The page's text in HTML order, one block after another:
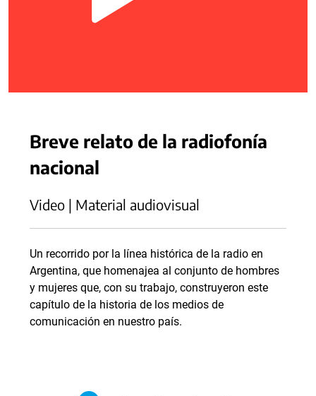
Breve relato de la radiofonía
nacional
Video | Material audiovisual
Un recorrido por la línea histórica de la radio en
Argentina, que homenajea al conjunto de hombres
y mujeres que, con su trabajo, construyeron este
capítulo de la historia de los medios de
comunicación en nuestro país.